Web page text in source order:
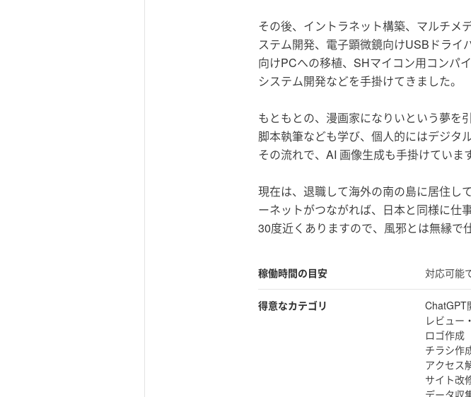
その後、イントラネット構築、マルチメ
ステム開発、電子顕微鏡向けUSBドライ
向けPCへの移植、SHマイコン用コンパ
システム開発などを手掛けてきました。
もともとの、漫画家になりいという夢を
脚本執筆なども学び、個人的にはデジタ
その流れで、AI 画像生成も手掛けていま
現在は、退職して海外の南の島に居住し
ーネットがつながれば、日本と同様に仕
30度近くありますので、風邪とは無縁で
稼働時間の目安 対応可能
得意なカテゴリ
ChatGPT
レビュー
ロゴ作成
チラシ作
アクセス
サイト改
データ収